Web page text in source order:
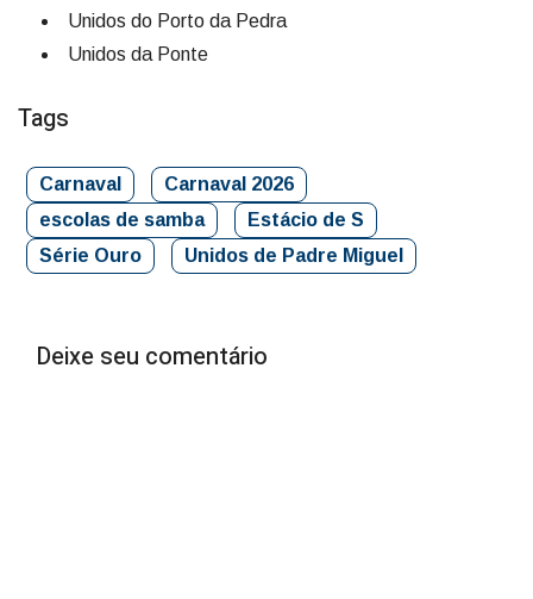
Unidos do Porto da Pedra
Unidos da Ponte
Tags
Carnaval
Carnaval 2026
escolas de samba
Estácio de S
Série Ouro
Unidos de Padre Miguel
Deixe seu comentário